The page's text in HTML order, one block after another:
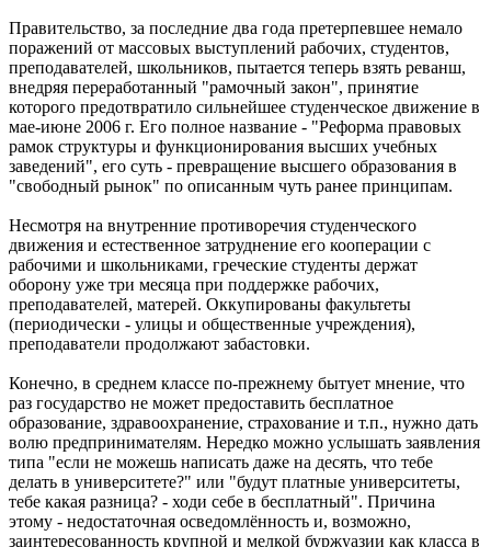
Правительство, за последние два года претерпевшее немало
поражений от массовых выступлений рабочих, студентов,
преподавателей, школьников, пытается теперь взять реванш,
внедряя переработанный "рамочный закон", принятие
которого предотвратило сильнейшее студенческое движение в
мае-июне 2006 г. Его полное название - "Реформа правовых
рамок структуры и функционирования высших учебных
заведений", его суть - превращение высшего образования в
"свободный рынок" по описанным чуть ранее принципам.
Несмотря на внутренние противоречия студенческого
движения и естественное затруднение его кооперации с
рабочими и школьниками, греческие студенты держат
оборону уже три месяца при поддержке рабочих,
преподавателей, матерей. Оккупированы факультеты
(периодически - улицы и общественные учреждения),
преподаватели продолжают забастовки.
Конечно, в среднем классе по-прежнему бытует мнение, что
раз государство не может предоставить бесплатное
образование, здравоохранение, страхование и т.п., нужно дать
волю предпринимателям. Нередко можно услышать заявления
типа "если не можешь написать даже на десять, что тебе
делать в университете?" или "будут платные университеты,
тебе какая разница? - ходи себе в бесплатный". Причина
этому - недостаточная осведомлённость и, возможно,
заинтересованность крупной и мелкой буржуазии как класса в